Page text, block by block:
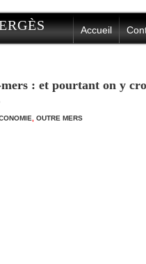
Accueil
: et pourtant on y
OUTRE MERS